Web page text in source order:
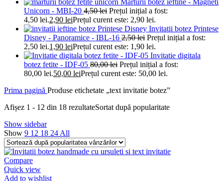
Marturii botez ieftine - Magneti
Unicorn - MBI-20 4,50lei Prețul inițial a fost:
4,50 lei.2,90 leiPrețul curent este: 2,90 lei.
Invitatii botez Printese
Disney - Panoramice - IBL-16 2,50lei Prețul inițial a fost:
2,50 lei.1,90 leiPrețul curent este: 1,90 lei.
Invitatie digitala
botez fetite - IDF-05 80,00lei Prețul inițial a fost:
80,00 lei.50,00 leiPrețul curent este: 50,00 lei.
Prima pagină Produse etichetate „text invitatie botez”
Afișez 1 - 12 din 18 rezultateSortat după popularitate
Show sidebar
Show 9 12 18 24 All
Compare
Quick view
Add to wishlist